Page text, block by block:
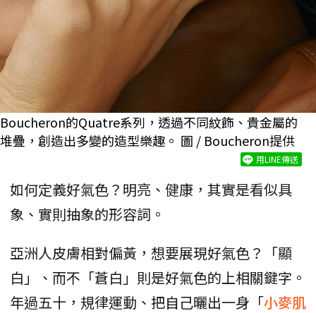
Boucheron的Quatre系列，透過不同紋飾、貴金屬的
堆疊，創造出多變的造型樂趣。 圖 / Boucheron提供
用LINE傳送
如何定義好氣色？明亮、健康，其實是看似具
象、實則抽象的形容詞。
亞洲人皮膚相對偏黃，想要展現好氣色？「顯
白」、而不「蒼白」則是好氣色的上相關鍵字。
年過五十，規律運動、把自己曬出一身「小麥肌